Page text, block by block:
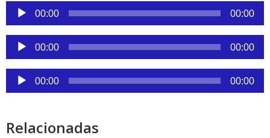
Reproductor
de
audio
00:00 00:00
Reproductor
de
audio
00:00 00:00
Reproductor
de
00:00 00:00
Relacionadas